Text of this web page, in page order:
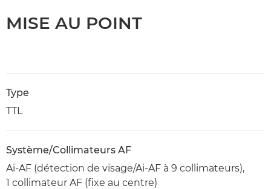
MISE AU POINT
Type
TTL
Système/Collimateurs AF
Ai-AF (détection de visage/Ai-AF à 9 collimateurs),
1 collimateur AF (fixe au centre)